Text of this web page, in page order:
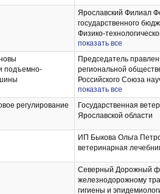
учета в
работа
Ярославский Филиал
государственного
Физико-
Валиева Российской
показать все
подъемно-
Председатель
региональной
Российского Союза
общественных
показать все
регулирование
Государственная
Ярославской области
ИП Быкова Ольга
ветеринарная
Северный Дорожный
железнодорожному
гигиены и